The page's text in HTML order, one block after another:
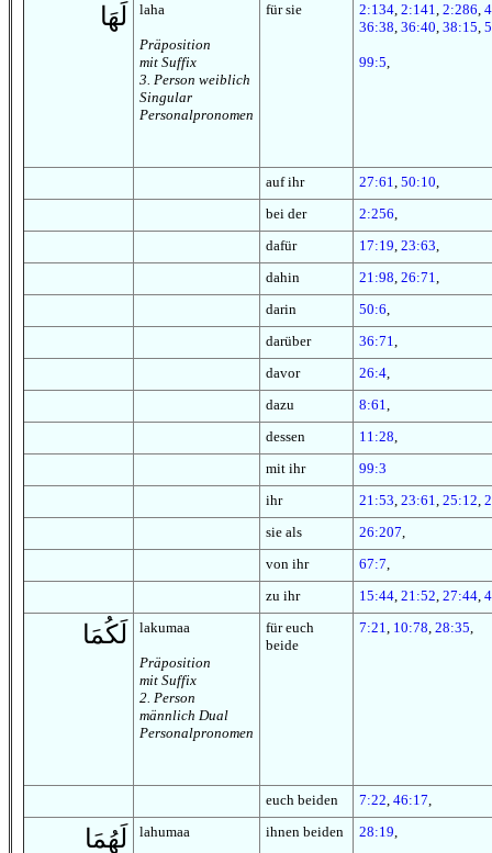
لَهَا laha
Präposition
mit Suffix
3. Person weiblich
Singular
Personalpronomen
für sie 2:134, 2:141, 2:286,
36:38, 36:40, 38:15,
99:5,
auf ihr 27:61, 50:10,
bei der
2:256,
dafür
17:19, 23:63,
dahin
21:98, 26:71,
darin
50:6,
darüber
36:71,
davor
26:4,
dazu
8:61,
dessen
11:28,
mit ihr
99:3
ihr
21:53, 23:61, 25:12,
sie als
26:207,
von ihr
67:7,
zu ihr
15:44, 21:52, 27:44,
لَكُمَا lakumaa
Präposition
mit Suffix
2. Person
männlich Dual
Personalpronomen
für euch
beide
7:21, 10:78, 28:35,
euch beiden 7:22, 46:17,
لَهُمَا lahumaa ihnen beiden 28:19,